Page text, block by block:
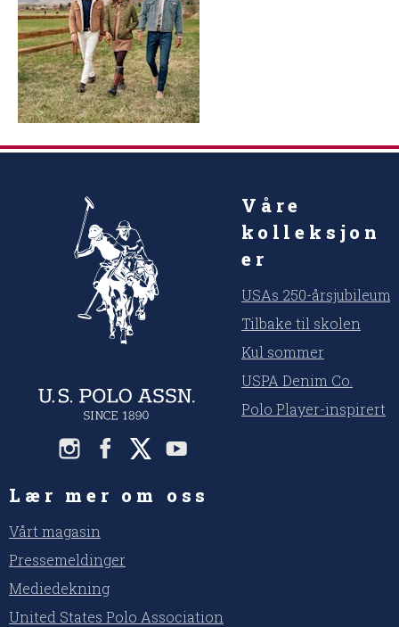
Våre
kolleksjon
er
USAs 250-årsjubileum
Tilbake til skolen
Kul sommer
USPA Denim Co.
Polo Player-inspirert
Lær mer om oss
Vårt magasin
Pressemeldinger
Mediedekning
United States Polo Association